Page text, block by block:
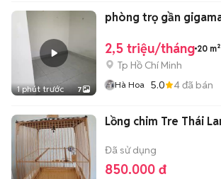
1 phút trước 7
phòng trọ gần
2,5 triệu/tháng 20 m²
Tp Hồ Chí Minh
Hà Hoa 5.0 4đã bán
Lồng chim Tre Thái
Đã sử dụng
850.000 đ